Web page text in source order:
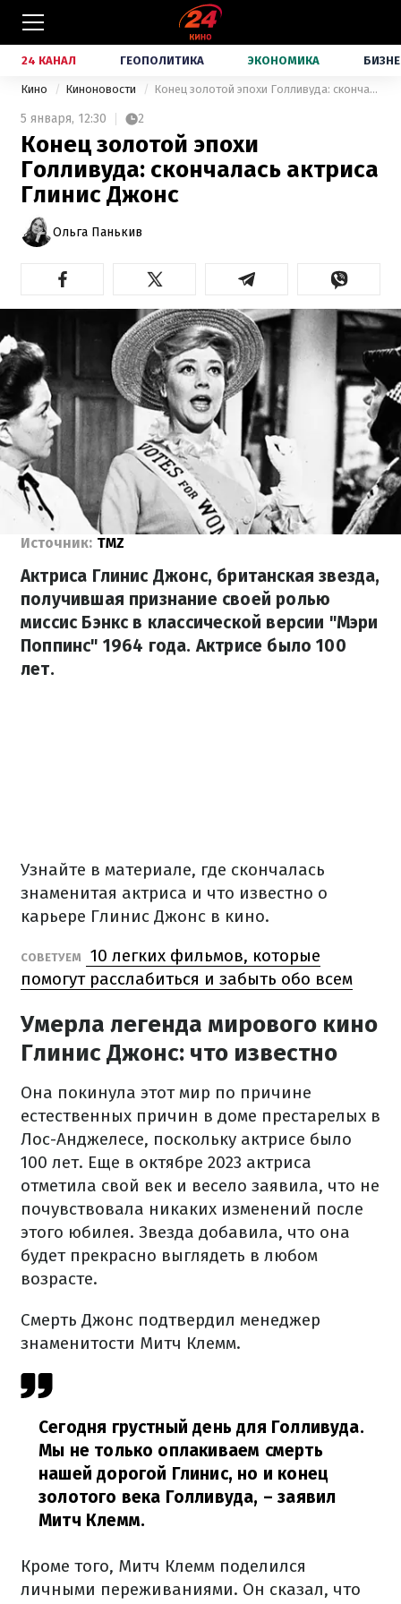
24 КАНАЛ ГЕОПОЛИТИКА ЭКОНОМИКА
Кино Киноновости Конец золотой эпохи Голливуда: скончалась актриса Глинис Джонс
5 января, 12:30 2
Конец золотой эпохи
Голливуда: скончалась актриса
Глинис Джонс
Ольга Панькив
Источник: TMZ
Актриса Глинис Джонс, британская звезда,
получившая признание своей ролью
миссис Бэнкс в классической версии "Мэри
Поппинс" 1964 года. Актрисе было 100
лет.
Узнайте в материале, где скончалась
знаменитая актриса и что известно о
карьере Глинис Джонс в кино.
СОВЕТУЕМ
10 легких фильмов, которые
помогут расслабиться и забыть обо всем
Умерла легенда мирового кино
Глинис Джонс: что известно
Она покинула этот мир по причине
естественных причин в доме престарелых в
Лос-Анджелесе, поскольку актрисе было
100 лет. Еще в октябре 2023 актриса
отметила свой век и весело заявила, что не
почувствовала никаких изменений после
этого юбилея. Звезда добавила, что она
будет прекрасно выглядеть в любом
возрасте.
Смерть Джонс подтвердил менеджер
знаменитости Митч Клемм.
Сегодня грустный день для Голливуда.
Мы не только оплакиваем смерть
нашей дорогой Глинис, но и конец
золотого века Голливуда, – заявил
Митч Клемм.
Кроме того, Митч Клемм поделился
личными переживаниями. Он сказал, что